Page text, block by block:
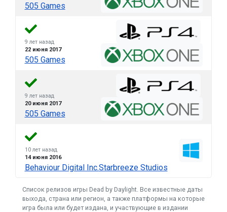
505 Games
9 лет назад
22 июня 2017
505 Games
9 лет назад
20 июня 2017
505 Games
10 лет назад
14 июня 2016
Behaviour Digital Inc.Starbreeze Studios
Список релизов игры Dead by Daylight. Все известные даты
выхода, страна или регион, а также платформы на которые
игра была или будет издана, и участвующие в издании